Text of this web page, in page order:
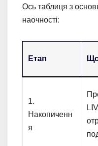
Ось таблиця з
наочності:
Етап
1.
Накопиченн
я